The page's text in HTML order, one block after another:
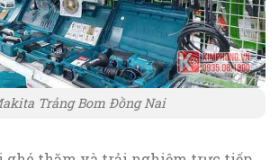
Trảng Bom Đồng Nai